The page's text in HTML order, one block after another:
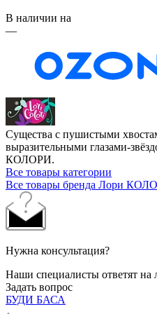
В наличии на
—
Существа с пушистыми
выразительными глазами-
КОЛОРИ.
Все товары категории
Все товары бренда Лори
Нужна консультация?
Наши специалисты ответят
Задать вопрос
БУДИ БАСА